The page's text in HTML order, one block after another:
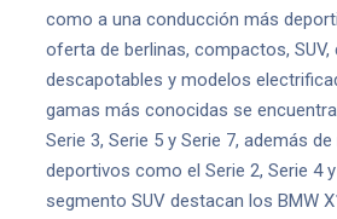
como a una conducción más
oferta de berlinas, compactos, SUV,
descapotables y modelos
gamas más conocidas se
Serie 3, Serie 5 y Serie 7, además
deportivos como el Serie 2, Serie 4 y
segmento SUV destacan los BMW